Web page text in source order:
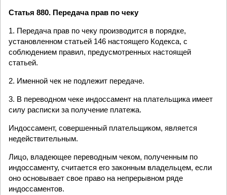
Статья 880. Передача прав по чеку
1. Передача прав по чеку производится в порядке,
установленном статьей 146 настоящего Кодекса, с
соблюдением правил, предусмотренных настоящей
статьей.
2. Именной чек не подлежит передаче.
3. В переводном чеке индоссамент на плательщика имеет
силу расписки за получение платежа.
Индоссамент, совершенный плательщиком, является
недействительным.
Лицо, владеющее переводным чеком, полученным по
индоссаменту, считается его законным владельцем, если
оно основывает свое право на непрерывном ряде
индоссаментов.